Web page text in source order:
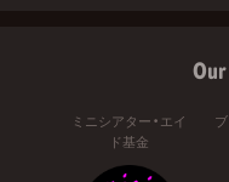
ミニシアター・エイ
ド基金